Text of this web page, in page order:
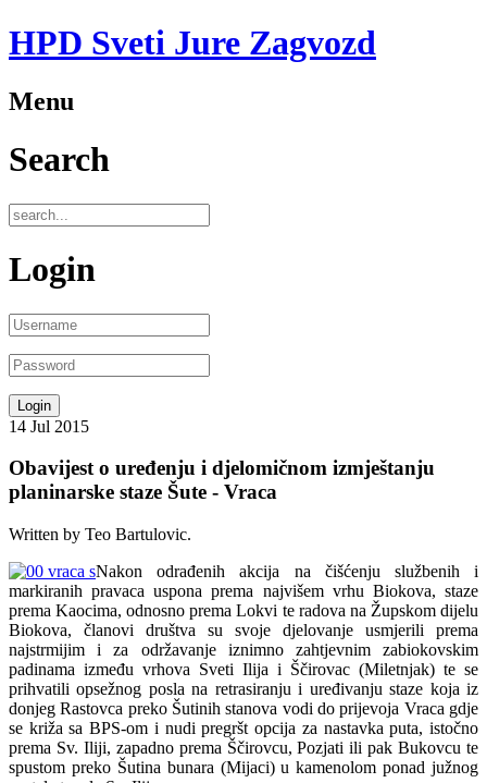
HPD Sveti Jure Zagvozd
Menu
Search
Login
14 Jul 2015
Obavijest o uređenju i djelomičnom izmještanju
planinarske staze Šute - Vraca
Written by Teo Bartulovic.
Nakon odrađenih akcija na čišćenju službenih i
markiranih pravaca uspona prema najvišem vrhu Biokova, staze
prema Kaocima, odnosno prema Lokvi te radova na Župskom dijelu
Biokova, članovi društva su svoje djelovanje usmjerili prema
najstrmijim i za održavanje iznimno zahtjevnim zabiokovskim
padinama između vrhova Sveti Ilija i Ščirovac (Miletnjak) te se
prihvatili opsežnog posla na retrasiranju i uređivanju staze koja iz
donjeg Rastovca preko Šutinih stanova vodi do prijevoja Vraca gdje
se križa sa BPS-om i nudi pregršt opcija za nastavka puta, istočno
prema Sv. Iliji, zapadno prema Ščirovcu, Pozjati ili pak Bukovcu te
spustom preko Šutina bunara (Mijaci) u kamenolom ponad južnog